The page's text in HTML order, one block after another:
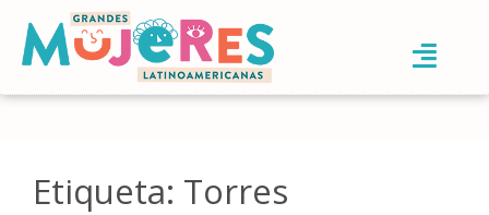
Etiqueta: Torres